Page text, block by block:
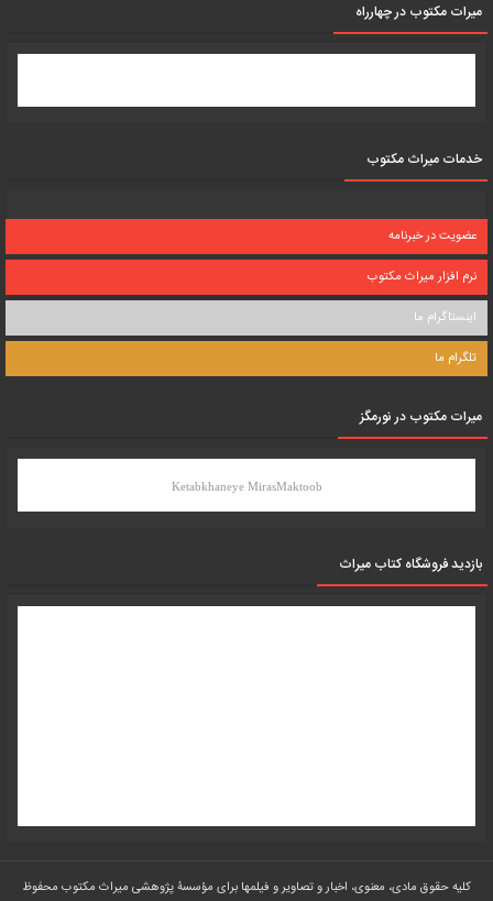
میرات مکتوب در چهارراه
خدمات میراث مکتوب
عضویت در خبرنامه
نرم افزار میراث مکتوب
اینستاگرام ما
تلگرام ما
میرات مکتوب در نورمگز
Ketabkhaneye MirasMaktoob
بازدید فروشگاه کتاب میراث
کلیه حقوق مادی، معنوی، اخبار و تصاویر و فیلمها برای مؤسسۀ پژوهشی میراث مکتوب محفوظ